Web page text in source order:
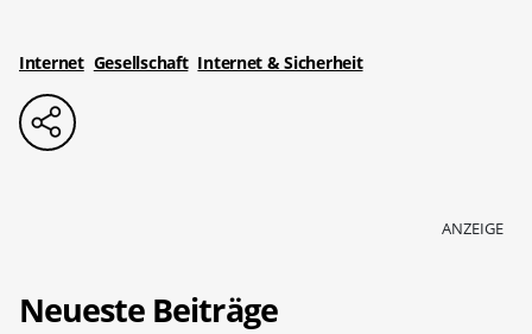
Internet Gesellschaft Internet & Sicherheit
ANZEIGE
Neueste Beiträge